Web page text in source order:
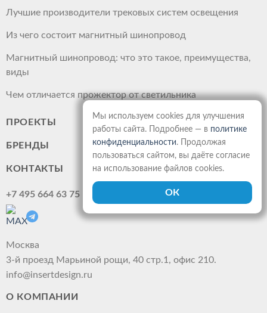
Лучшие производители трековых систем освещения
Из чего состоит магнитный шинопровод
Магнитный шинопровод: что это такое, преимущества,
виды
Чем отличается прожектор от светильника
ПРОЕКТЫ
БРЕНДЫ
КОНТАКТЫ
+7 495 664 63 75
Москва
3-й проезд Марьиной рощи, 40 стр.1, офис 210.
info@insertdesign.ru
О КОМПАНИИ
Мы используем cookies для улучшения
работы сайта. Подробнее — в политике
конфиденциальности. Продолжая
пользоваться сайтом, вы даёте согласие
на использование файлов cookies.